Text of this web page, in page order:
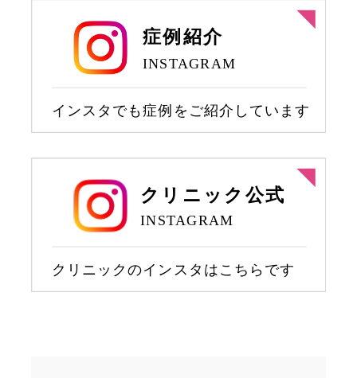
鼻尖部軟骨移植 切らない鼻中隔延長
鼻中隔延長 切らない小鼻縮小
小鼻縮小 人中短縮
ワシ鼻修正